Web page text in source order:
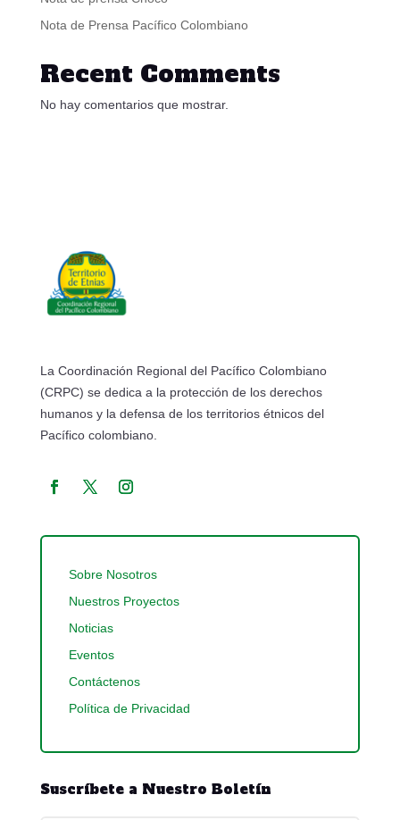
Nota de Prensa Pacífico Colombiano
Recent Comments
No hay comentarios que mostrar.
La Coordinación Regional del Pacífico Colombiano
(CRPC) se dedica a la protección de los derechos
humanos y la defensa de los territorios étnicos del
Pacífico colombiano.
Sobre Nosotros
Nuestros Proyectos
Noticias
Eventos
Contáctenos
Política de Privacidad
Suscríbete a Nuestro Boletín